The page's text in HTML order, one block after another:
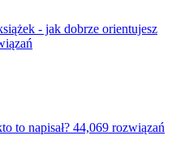
- jak dobrze orientujesz
to napisał? 44,069 rozwiązań